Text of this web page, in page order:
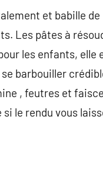
et babille de
Les pâtes à
les enfants, elle
barbouiller
, feutres et
le rendu vous